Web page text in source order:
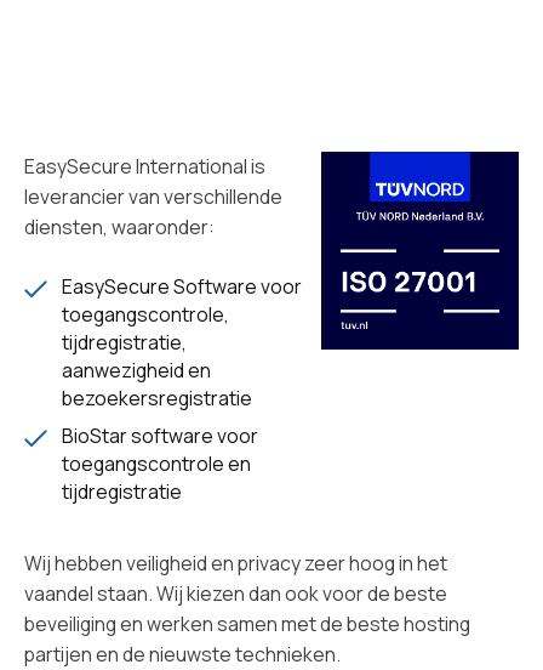
EasySecure International is
leverancier van verschillende
diensten, waaronder:
EasySecure Software voor
toegangscontrole,
tijdregistratie,
aanwezigheid en
bezoekersregistratie
BioStar software voor
toegangscontrole en
tijdregistratie
Wij hebben veiligheid en privacy zeer hoog in het
vaandel staan. Wij kiezen dan ook voor de beste
beveiliging en werken samen met de beste hosting
partijen en de nieuwste technieken.